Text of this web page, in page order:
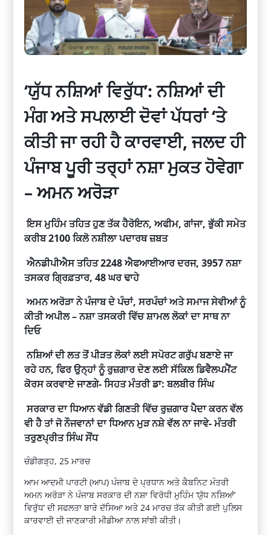
‘ਯੁੱਧ ਨਸ਼ਿਆਂ ਵਿਰੁੱਧ’: ਨਸ਼ਿਆਂ ਦੀ
ਮੰਗ ਅਤੇ ਸਪਲਾਈ ਦੋਵਾਂ ਪੱਧਰਾਂ ‘ਤੇ
ਕੀਤੀ ਜਾ ਰਹੀ ਹੈ ਕਾਰਵਾਈ, ਜਲਦ ਹੀ
ਪੰਜਾਬ ਪੂਰੀ ਤਰ੍ਹਾਂ ਨਸ਼ਾ ਮੁਕਤ ਹੋਵੇਗਾ
– ਅਮਨ ਅਰੋੜਾ
ਇਸ ਮੁਹਿੰਮ ਤਹਿਤ ਹੁਣ ਤੱਕ ਹੈਰੋਇਨ, ਅਫੀਮ, ਗਾਂਜਾ, ਭੁੱਕੀ ਸਮੇਤ
ਕਰੀਬ 2100 ਕਿਲੋ ਨਸ਼ੀਲਾ ਪਦਾਰਥ ਜ਼ਬਤ
ਐਨਡੀਪੀਐਸ ਤਹਿਤ 2248 ਐਫਆਈਆਰ ਦਰਜ, 3957 ਨਸ਼ਾ
ਤਸਕਰ ਗ੍ਰਿਫ਼ਤਾਰ, 48 ਘਰ ਢਾਹੇ
ਅਮਨ ਅਰੋੜਾ ਨੇ ਪੰਜਾਬ ਦੇ ਪੰਚਾਂ, ਸਰਪੰਚਾਂ ਅਤੇ ਸਮਾਜ ਸੇਵੀਆਂ ਨੂੰ
ਕੀਤੀ ਅਪੀਲ – ਨਸ਼ਾ ਤਸਕਰੀ ਵਿੱਚ ਸ਼ਾਮਲ ਲੋਕਾਂ ਦਾ ਸਾਥ ਨਾ
ਦਿਓ
ਨਸ਼ਿਆਂ ਦੀ ਲਤ ਤੋਂ ਪੀੜਤ ਲੋਕਾਂ ਲਈ ਸਪੋਰਟ ਗਰੁੱਪ ਬਣਾਏ ਜਾ
ਰਹੇ ਹਨ, ਫਿਰ ਉਨ੍ਹਾਂ ਨੂੰ ਰੁਜ਼ਗਾਰ ਦੇਣ ਲਈ ਸੱਕਿਲ ਡਿਵੈਲਪਮੈਂਟ
ਕੋਰਸ ਕਰਵਾਏ ਜਾਣਗੇ- ਸਿਹਤ ਮੰਤਰੀ ਡਾ: ਬਲਬੀਰ ਸਿੰਘ
ਸਰਕਾਰ ਦਾ ਧਿਆਨ ਵੱਡੀ ਗਿਣਤੀ ਵਿੱਚ ਰੁਜ਼ਗਾਰ ਪੈਦਾ ਕਰਨ ਵੱਲ
ਵੀ ਹੈ ਤਾਂ ਜੋ ਨੌਜਵਾਨਾਂ ਦਾ ਧਿਆਨ ਮੁੜ ਨਸ਼ੇ ਵੱਲ ਨਾ ਜਾਵੇ- ਮੰਤਰੀ
ਤਰੁਣਪ੍ਰੀਤ ਸਿੰਘ ਸੌਂਧ
ਚੰਡੀਗੜ੍ਹ, 25 ਮਾਰਚ
ਆਮ ਆਦਮੀ ਪਾਰਟੀ (ਆਪ) ਪੰਜਾਬ ਦੇ ਪ੍ਰਧਾਨ ਅਤੇ ਕੈਬਨਿਟ ਮੰਤਰੀ
ਅਮਨ ਅਰੋੜਾ ਨੇ ਪੰਜਾਬ ਸਰਕਾਰ ਦੀ ਨਸ਼ਾ ਵਿਰੋਧੀ ਮੁਹਿੰਮ ‘ਯੁੱਧ ਨਸ਼ਿਆਂ’
ਵਿਰੁੱਧ’ ਦੀ ਸਫਲਤਾ ਬਾਰੇ ਦੱਸਿਆ ਅਤੇ 24 ਮਾਰਚ ਤੱਕ ਕੀਤੀ ਗਈ ਪੁਲਿਸ
ਕਾਰਵਾਈ ਦੀ ਜਾਣਕਾਰੀ ਮੀਡੀਆ ਨਾਲ ਸਾਂਝੀ ਕੀਤੀ।